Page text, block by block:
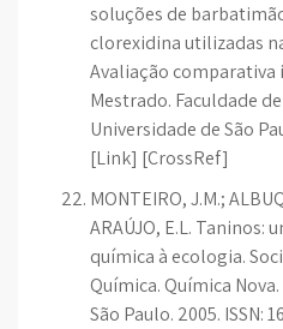
soluções de
clorexidina utilizadas
Avaliação comparativa
Mestrado. Faculdade
Universidade de São
[Link] [CrossRef]
MONTEIRO, J.M.;
ARAÚJO, E.L. Taninos:
química à ecologia.
Química. Química Nova.
São Paulo. 2005. ISSN: